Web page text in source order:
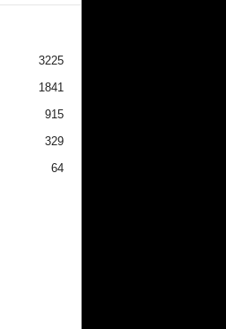
3225
1841
915
329
64